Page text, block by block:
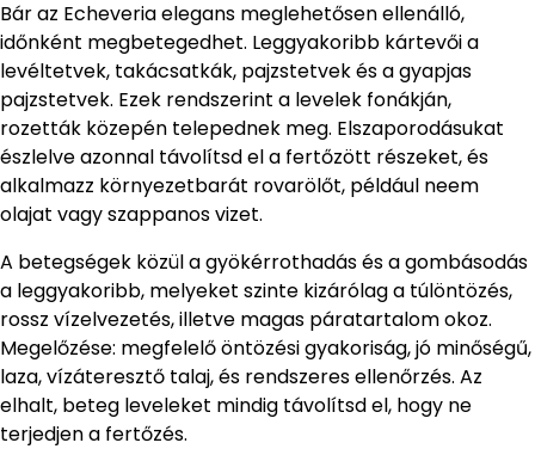
Bár az Echeveria elegans meglehetősen ellenálló,
időnként megbetegedhet. Leggyakoribb kártevői a
levéltetvek, takácsatkák, pajzstetvek és a gyapjas
pajzstetvek. Ezek rendszerint a levelek fonákján,
rozetták közepén telepednek meg. Elszaporodásukat
észlelve azonnal távolítsd el a fertőzött részeket, és
alkalmazz környezetbarát rovarölőt, például neem
olajat vagy szappanos vizet.
A betegségek közül a gyökérrothadás és a gombásodás
a leggyakoribb, melyeket szinte kizárólag a túlöntözés,
rossz vízelvezetés, illetve magas páratartalom okoz.
Megelőzése: megfelelő öntözési gyakoriság, jó minőségű,
laza, vízáteresztő talaj, és rendszeres ellenőrzés. Az
elhalt, beteg leveleket mindig távolítsd el, hogy ne
terjedjen a fertőzés.